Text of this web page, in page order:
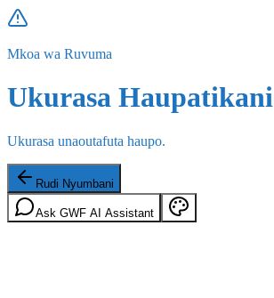
Mkoa wa Ruvuma
Ukurasa Haupatikani
Ukurasa unaoutafuta haupo.
Rudi Nyumbani
Ask GWF AI Assistant